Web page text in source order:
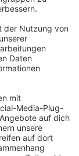
sich der
genug
als
als
am